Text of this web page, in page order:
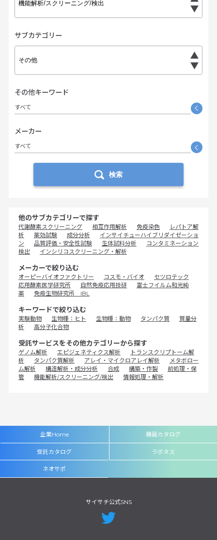
サブカテゴリー
その他キーワード
すべて く
メーカー
すべて く
検索
他のサブカテゴリーで探す
代謝酵素スクリーニング 相互作用解析 免疫染色
レパトア解
析
薬効試験 成分分析
インサイチューハイブリダイゼーショ
ン
品質評価・安全性試験 生体試料分析
コンタミネーション
検出
インシリコスクリーニング・解析
メーカーで絞り込む
オーピーバイオファクトリー コスモ・バイオ
セツロテック
応用酵素医学研究所
自然免疫応用技研
富士フイルム和光純
薬
免疫生物研究所 IBL
キーワードで絞り込む
実験動物 生物種：ヒト 生物種：動物 タンパク質
質量分
析
高分子化合物
受託サービスをその他カテゴリーから探す
ゲノム解析 エピジェネティクス解析
トランスクリプトーム解
析
タンパク質解析 アレイ・マイクロアレイ解析
メタボロー
ム解析
構造解析・成分分析 合成 構築・作製
前処理・保
管
機能解析/スクリーニング/検出 情報処理・解析
企業Home 機器カタログ
受託カタログ ラボタス
ネオサポ
サイサチ公式SNS